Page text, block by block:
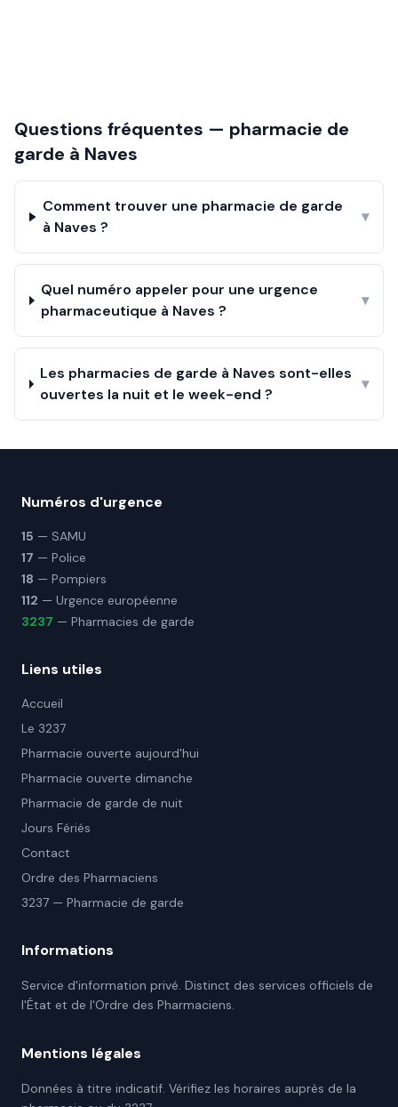
Questions fréquentes — pharmacie de
garde à Naves
Comment trouver une pharmacie de garde
à Naves ?
▾
Quel numéro appeler pour une urgence
pharmaceutique à Naves ?
▾
Les pharmacies de garde à Naves sont-elles
ouvertes la nuit et le week-end ?
▾
Numéros d'urgence
15 — SAMU
17 — Police
18 — Pompiers
112 — Urgence européenne
3237 — Pharmacies de garde
Liens utiles
Accueil
Le 3237
Pharmacie ouverte aujourd'hui
Pharmacie ouverte dimanche
Pharmacie de garde de nuit
Jours Fériés
Contact
Ordre des Pharmaciens
3237 — Pharmacie de garde
Informations
Service d'information privé. Distinct des services officiels de
l'État et de l'Ordre des Pharmaciens.
Mentions légales
Données à titre indicatif. Vérifiez les horaires auprès de la